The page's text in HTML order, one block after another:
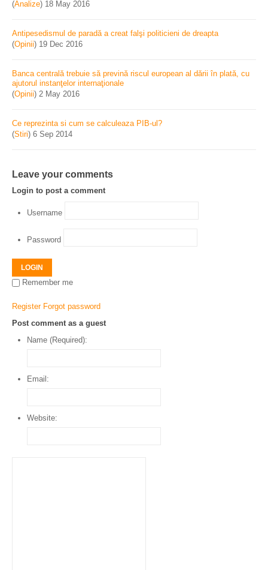
(Analize) 18 May 2016
Antipesedismul de paradă a creat falşi politicieni de dreapta
(Opinii) 19 Dec 2016
Banca centrală trebuie să prevină riscul european al dării în plată, cu
ajutorul instanţelor internaţionale
(Opinii) 2 May 2016
Ce reprezinta si cum se calculeaza PIB-ul?
(Stiri) 6 Sep 2014
Leave your comments
Login to post a comment
Username
Password
LOGIN
Remember me
Register Forgot password
Post comment as a guest
Name (Required):
Email:
Website: